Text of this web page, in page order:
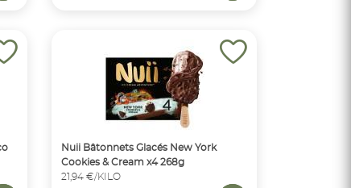
Nuii Bâtonnets Glacés New York
Cookies & Cream x4 268g
21,94 €/KILO